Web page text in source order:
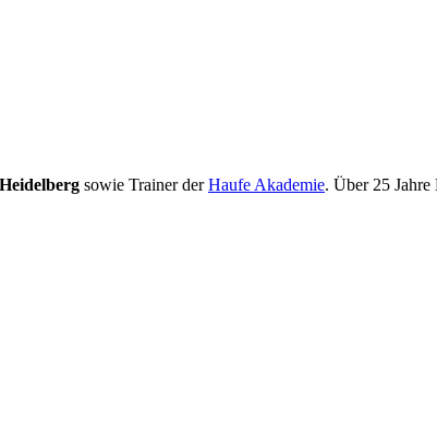
sowie Trainer derHaufe Akademie. Über 25